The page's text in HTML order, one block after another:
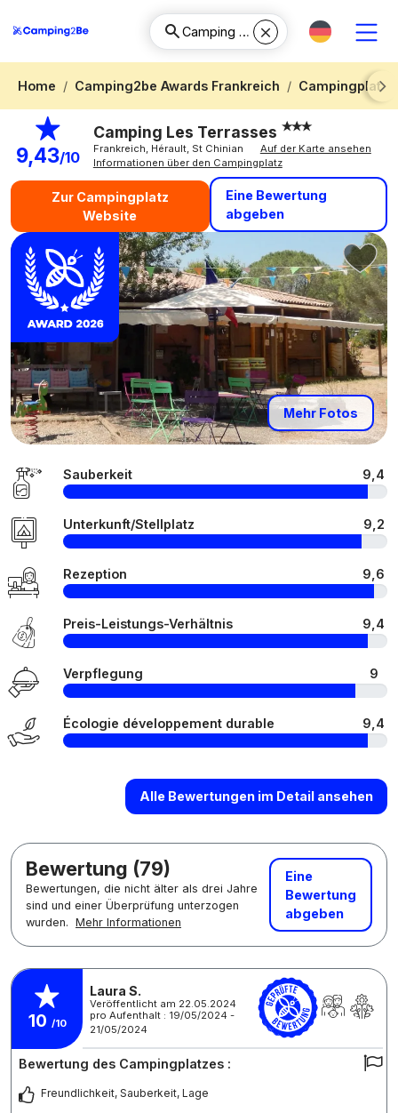
Home Camping2be Awards Frankreich
Campingplatz
Next
9,43/10
Camping Les Terrasses
Frankreich, Hérault, St Chinian
Auf der Karte ansehen
Informationen über den Campingplatz
Zur Campingplatz
Website
Eine Bewertung
abgeben
Mehr Fotos
Sauberkeit 9,4
Unterkunft/Stellplatz 9,2
Rezeption 9,6
Preis-Leistungs-Verhältnis 9,4
Verpflegung 9
Écologie développement durable 9,4
Alle Bewertungen im Detail ansehen
Bewertung (79)
Bewertungen, die nicht älter als drei Jahre
sind und einer Überprüfung unterzogen
wurden. Mehr Informationen
Eine
Bewertung
abgeben
10 /10
Laura S.
Veröffentlicht am 22.05.2024
pro Aufenthalt : 19/05/2024 -
21/05/2024
Bewertung des Campingplatzes :
Freundlichkeit, Sauberkeit, Lage